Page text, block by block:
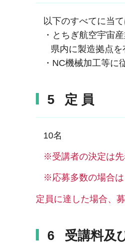
以下のすべてに当
・とちぎ航空宇宙
県内に製造拠点を
・NC機械加工等に
5 定 員
10名
※受講者の決定は先
※応募多数の場合は
定員に達した場合、
6 受講料及